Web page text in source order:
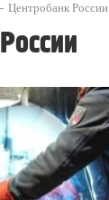
Центробанк России